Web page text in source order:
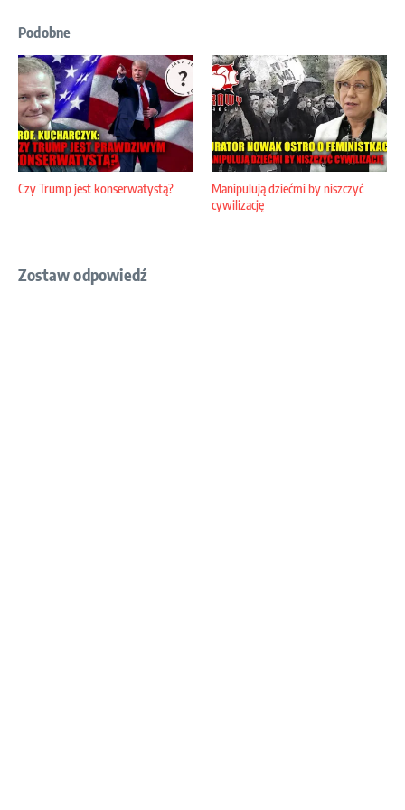
Podobne
Czy Trump jest konserwatystą?
Manipulują dziećmi by niszczyć
cywilizację
Zostaw odpowiedź